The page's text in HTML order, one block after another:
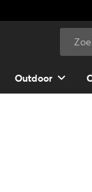
Outdoor